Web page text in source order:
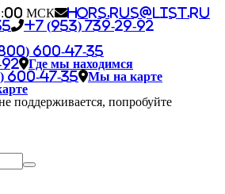
МСК
hors.rus@list.ru
+7 (953) 739-29-92
600-47-35
Где мы находимся
600-47-35
Мы на карте
поддерживается, попробуйте